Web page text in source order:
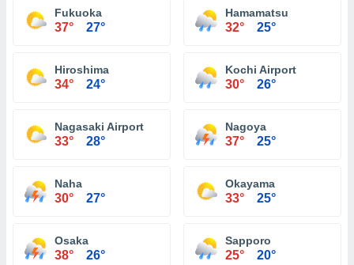
Fukuoka
37° 27°
Hamamatsu
32° 25°
Hiroshima
34° 24°
Kochi Airport
30° 26°
Nagasaki Airport
33° 28°
Nagoya
37° 25°
Naha
30° 27°
Okayama
33° 25°
Osaka
38° 26°
Sapporo
25° 20°